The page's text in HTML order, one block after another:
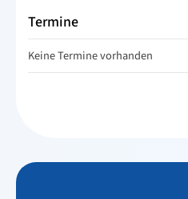
Termine
Keine Termine vorhanden